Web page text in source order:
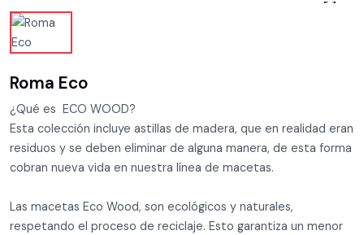
Roma Eco
¿Qué es ECO WOOD?
Esta colección incluye astillas de madera, que en realidad eran
residuos y se deben eliminar de alguna manera, de esta forma
cobran nueva vida en nuestra línea de macetas.
Las macetas Eco Wood, son ecológicos y naturales,
respetando el proceso de reciclaje. Esto garantiza un menor